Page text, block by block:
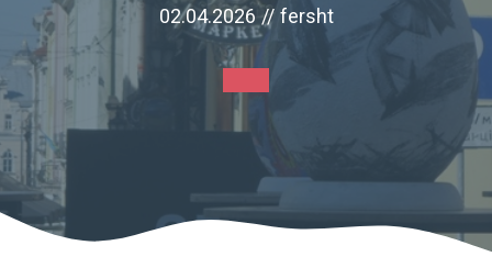
02.04.2026 // fersht